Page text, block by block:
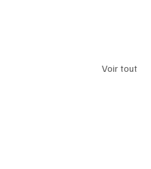
Voir tout